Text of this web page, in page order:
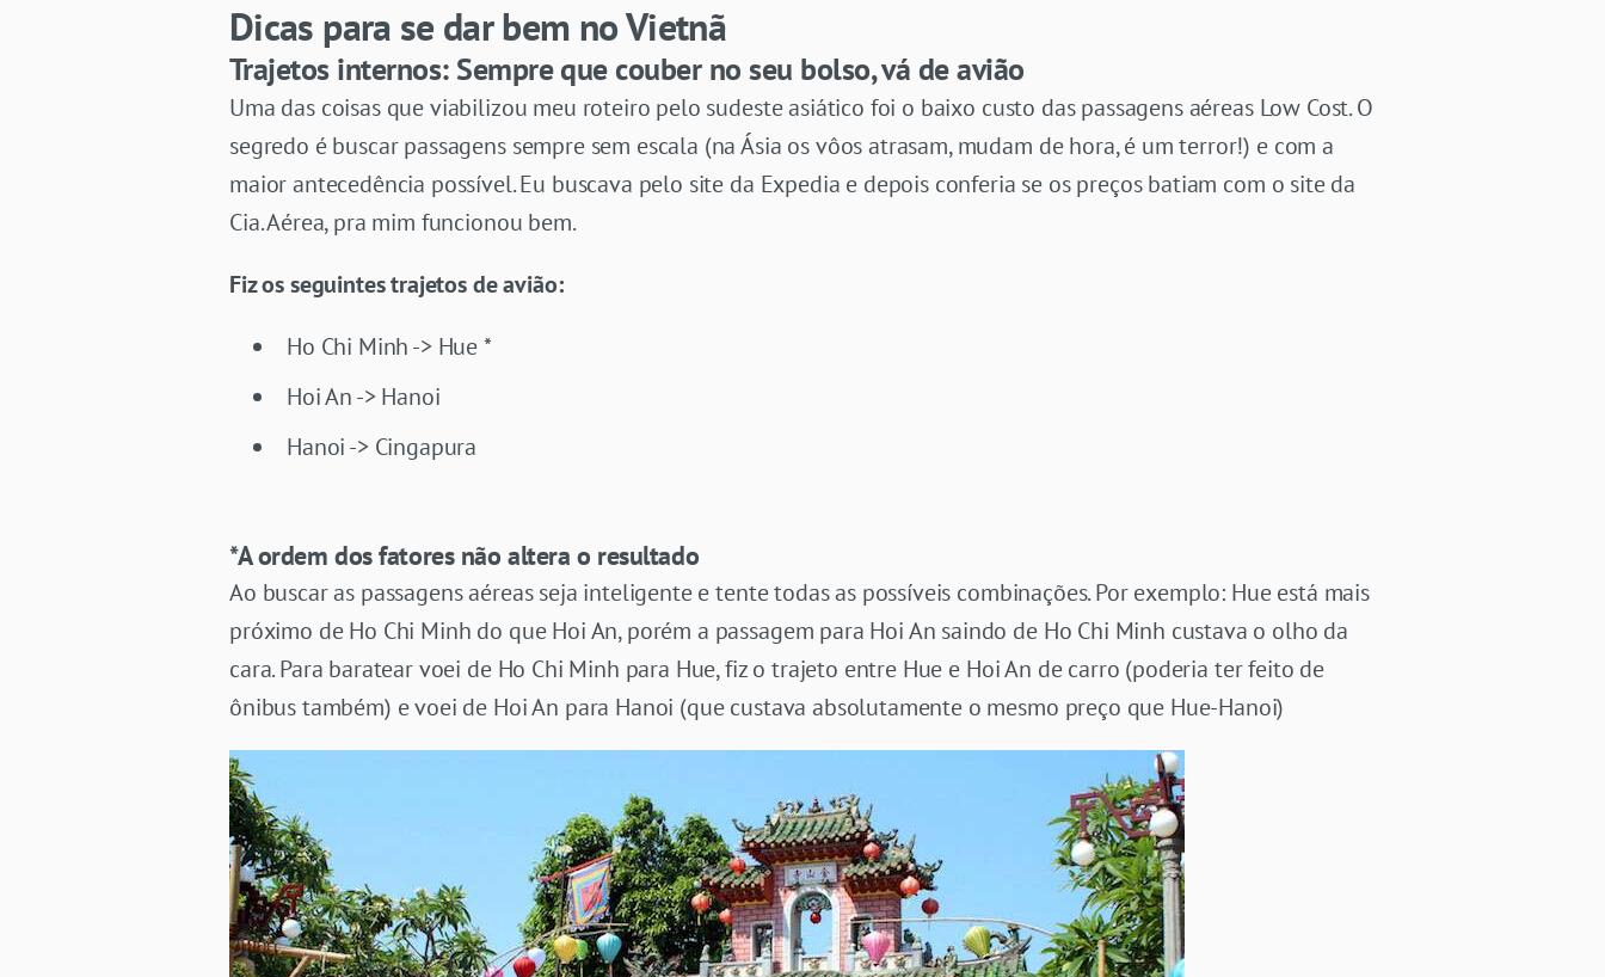
Dicas para se dar bem no Vietnã
Trajetos internos: Sempre que couber no seu bolso, vá de avião
Uma das coisas que viabilizou meu roteiro pelo sudeste asiático foi o baixo custo das passagens aéreas Low Cost. O
segredo é buscar passagens sempre sem escala (na Ásia os vôos atrasam, mudam de hora, é um terror!) e com a
maior antecedência possível. Eu buscava pelo site da Expedia e depois conferia se os preços batiam com o site da
Cia. Aérea, pra mim funcionou bem.
Fiz os seguintes trajetos de avião:
Ho Chi Minh -> Hue *
Hoi An -> Hanoi
Hanoi -> Cingapura
*A ordem dos fatores não altera o resultado
Ao buscar as passagens aéreas seja inteligente e tente todas as possíveis combinações. Por exemplo: Hue está mais
próximo de Ho Chi Minh do que Hoi An, porém a passagem para Hoi An saindo de Ho Chi Minh custava o olho da
cara. Para baratear voei de Ho Chi Minh para Hue, fiz o trajeto entre Hue e Hoi An de carro (poderia ter feito de
ônibus também) e voei de Hoi An para Hanoi (que custava absolutamente o mesmo preço que Hue-Hanoi)